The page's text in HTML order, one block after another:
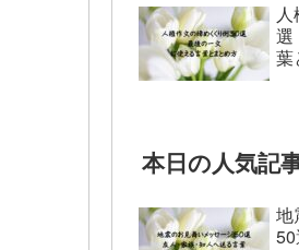
選
葉
本日の人気記
地